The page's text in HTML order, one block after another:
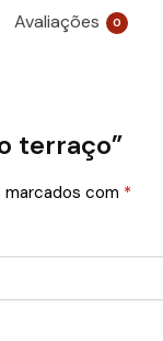
Avaliações 0
terraço”
com *